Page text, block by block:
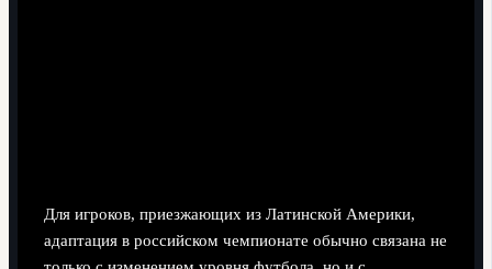
Для игроков, приезжающих из Латинской Америки,
адаптация в российском чемпионате обычно связана не